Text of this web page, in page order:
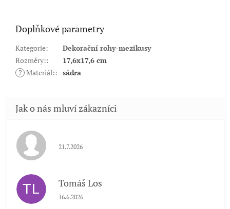
Doplňkové parametry
Kategorie:
Dekorační rohy-mezikusy
Rozměry::
17,6x17,6 cm
? Materiál:: sádra
Hodnocení obchodu je 5 z 5 hvězdiček.
21.7.2026
TL Tomáš Los
Hodnocení obchodu je 5 z 5 hvězdiček.
16.6.2026